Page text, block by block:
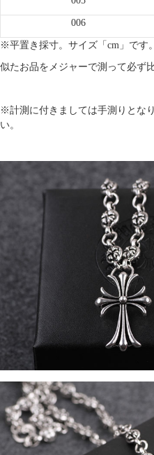
006
※平置き採寸。サイズ「cm」です。
似たお品をメジャーで測って必ず
※計測に付きましては手測りとな
い。